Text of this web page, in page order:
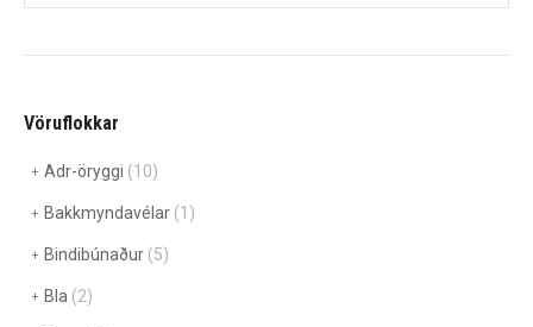
Vöruflokkar
Adr-öryggi (10)
Bakkmyndavélar (1)
Bindibúnaður (5)
Bla (2)